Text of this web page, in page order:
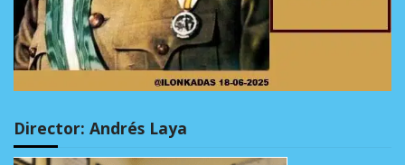
Director: Andrés Laya